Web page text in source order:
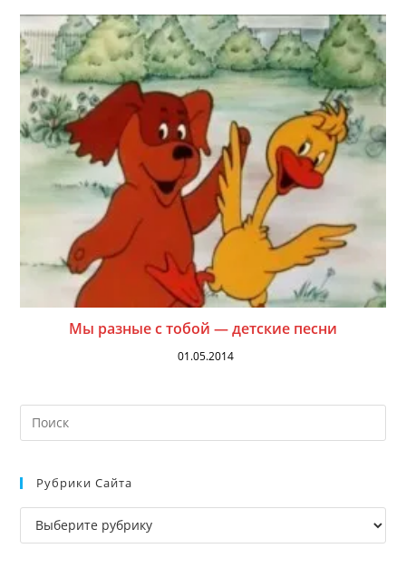
Мы разные с тобой — детские песни
01.05.2014
Рубрики Сайта
Рубрики
сайта